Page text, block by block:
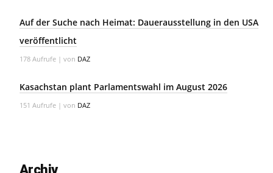
Auf der Suche nach Heimat: Dauerausstellung in den USA
veröffentlicht
178 Aufrufe | von DAZ
Kasachstan plant Parlamentswahl im August 2026
151 Aufrufe | von DAZ
Archiv